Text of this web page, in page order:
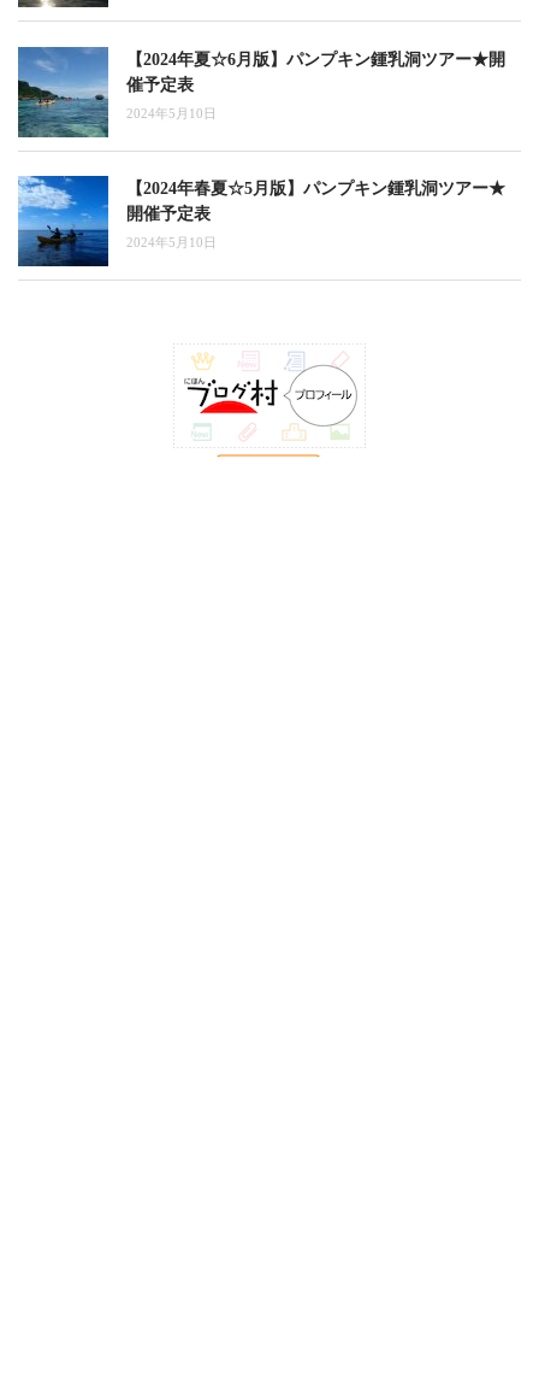
【2024年夏☆6月版】パンプキン鍾乳洞ツアー★開
催予定表
2024年5月10日
【2024年春夏☆5月版】パンプキン鍾乳洞ツアー★
開催予定表
2024年5月10日